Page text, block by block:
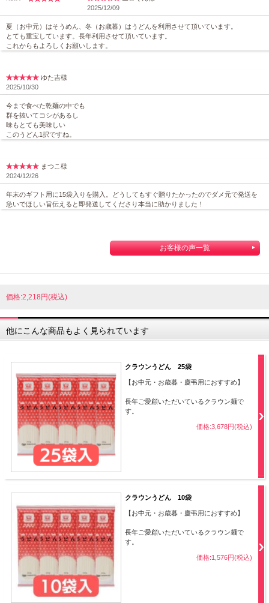
2025/12/09
夏（お中元）はそうめん、冬（お歳暮）はうどんを利用させて頂いています。
とても重宝しています。長年利用させて頂いています。
これからもよろしくお願いします。
ゆた吉様
2025/10/30
今まで食べた乾麺の中でも
群を抜いてコシがあるし
味もとても美味しい
このうどん1択ですね。
まつこ様
2024/12/26
年末のギフト用に15袋入りを購入。どうしてもすぐ贈りたかったのでダメ元で発送を
急いでほしい旨伝えると即発送してくださり本当に助かりました！
お客様の声一覧
価格:2,218円(税込)
他にこんな商品もよく見られています
クラウンうどん 25袋
【お中元・お歳暮・慶弔用におすすめ】
長年ご愛顧いただいているクラウン麺で
す。
価格:3,678円(税込)
クラウンうどん 10袋
【お中元・お歳暮・慶弔用におすすめ】
長年ご愛顧いただいているクラウン麺で
す。
価格:1,576円(税込)